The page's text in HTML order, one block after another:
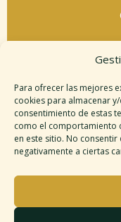
Para ofrecer las mejores
cookies para almacenar
consentimiento de estas
como el comportamiento
en este sitio. No
negativamente a ciertas